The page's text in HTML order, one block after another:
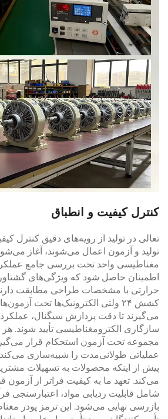
کنترل کیفیت و انطباق
تعالی در تولید از رویه‌های دقیق کنترل
تولید و آزمون اعمال می‌شوند، آغاز
مغناطیسی واحد تحت بررسی جامع
اطمینان حاصل شود که ویژگی‌های
حرارتی با مشخصات طراحی مطابقت
کشش ۲۴ ولتی
الکترونیک‌ها تحت
می‌گیرند تا دقت پردازش سیگنال،
سازگاری الکترومغناطیسی تأیید شوند. هر
مجموعه تحت آزمون استحکام قرار
عملیاتی طولانی‌مدت را شبیه‌سازی
پیش از اینکه محصولات به تسهیلات
می‌کند. تعهد ما به کیفیت فراتر از
شامل قابلیت ردیابی مواد، اعتبارسنجی
بازرسی نهایی می‌شود. این ترمز پودر